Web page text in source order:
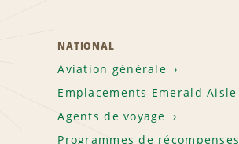
NATIONAL
Aviation générale
Emplacements Emerald Aisle
Agents de voyage
Programmes de récompenses